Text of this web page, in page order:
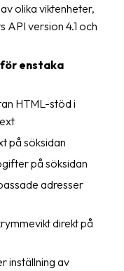
olika viktenheter,
API version 4.1 och
enstaka
HTML-stöd i
på söksidan
på söksidan
adresser
direkt på
inställning av